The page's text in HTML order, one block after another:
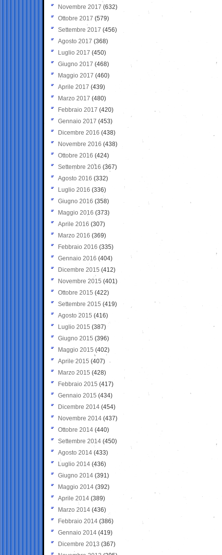
Novembre 2017 (632)
Ottobre 2017 (579)
Settembre 2017 (456)
Agosto 2017 (368)
Luglio 2017 (450)
Giugno 2017 (468)
Maggio 2017 (460)
Aprile 2017 (439)
Marzo 2017 (480)
Febbraio 2017 (420)
Gennaio 2017 (453)
Dicembre 2016 (438)
Novembre 2016 (438)
Ottobre 2016 (424)
Settembre 2016 (367)
Agosto 2016 (332)
Luglio 2016 (336)
Giugno 2016 (358)
Maggio 2016 (373)
Aprile 2016 (307)
Marzo 2016 (369)
Febbraio 2016 (335)
Gennaio 2016 (404)
Dicembre 2015 (412)
Novembre 2015 (401)
Ottobre 2015 (422)
Settembre 2015 (419)
Agosto 2015 (416)
Luglio 2015 (387)
Giugno 2015 (396)
Maggio 2015 (402)
Aprile 2015 (407)
Marzo 2015 (428)
Febbraio 2015 (417)
Gennaio 2015 (434)
Dicembre 2014 (454)
Novembre 2014 (437)
Ottobre 2014 (440)
Settembre 2014 (450)
Agosto 2014 (433)
Luglio 2014 (436)
Giugno 2014 (391)
Maggio 2014 (392)
Aprile 2014 (389)
Marzo 2014 (436)
Febbraio 2014 (386)
Gennaio 2014 (419)
Dicembre 2013 (367)